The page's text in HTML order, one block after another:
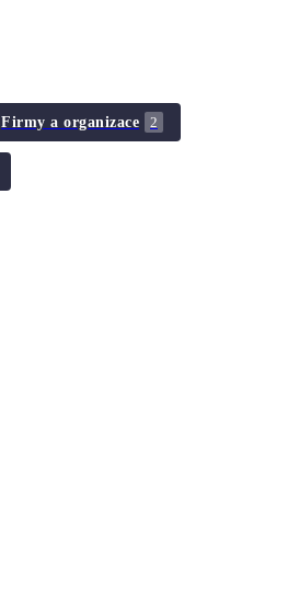
Firmy a organizace 2